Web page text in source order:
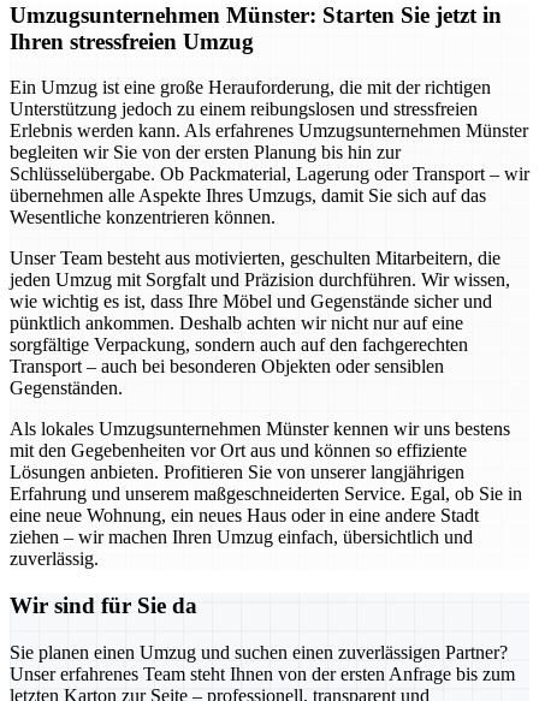
Umzugsunternehmen Münster: Starten Sie jetzt in
Ihren stressfreien Umzug
Ein Umzug ist eine große Herauforderung, die mit der richtigen
Unterstützung jedoch zu einem reibungslosen und stressfreien
Erlebnis werden kann. Als erfahrenes Umzugsunternehmen Münster
begleiten wir Sie von der ersten Planung bis hin zur
Schlüsselübergabe. Ob Packmaterial, Lagerung oder Transport – wir
übernehmen alle Aspekte Ihres Umzugs, damit Sie sich auf das
Wesentliche konzentrieren können.
Unser Team besteht aus motivierten, geschulten Mitarbeitern, die
jeden Umzug mit Sorgfalt und Präzision durchführen. Wir wissen,
wie wichtig es ist, dass Ihre Möbel und Gegenstände sicher und
pünktlich ankommen. Deshalb achten wir nicht nur auf eine
sorgfältige Verpackung, sondern auch auf den fachgerechten
Transport – auch bei besonderen Objekten oder sensiblen
Gegenständen.
Als lokales Umzugsunternehmen Münster kennen wir uns bestens
mit den Gegebenheiten vor Ort aus und können so effiziente
Lösungen anbieten. Profitieren Sie von unserer langjährigen
Erfahrung und unserem maßgeschneiderten Service. Egal, ob Sie in
eine neue Wohnung, ein neues Haus oder in eine andere Stadt
ziehen – wir machen Ihren Umzug einfach, übersichtlich und
zuverlässig.
Wir sind für Sie da
Sie planen einen Umzug und suchen einen zuverlässigen Partner?
Unser erfahrenes Team steht Ihnen von der ersten Anfrage bis zum
letzten Karton zur Seite – professionell, transparent und